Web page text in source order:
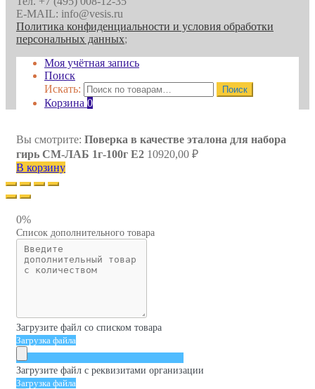
E-MAIL: info@vesis.ru
Политика конфиденциальности и условия обработки
персональных данных;
Моя учётная запись
Поиск
Искать:
Поиск
Корзина 0
Вы смотрите: Поверка в качестве эталона для набора
гирь СМ-ЛАБ 1г-100г E2 10920,00 ₽
В корзину
0%
Список дополнительного товара
Загрузите файл со списком товара
Загрузка файла
Загрузите файл с реквизитами организации
Загрузка файла